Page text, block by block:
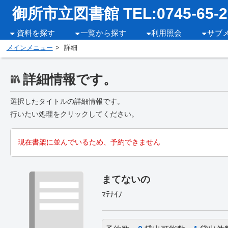
御所市立図書館 TEL:0745-65-
資料を探す 一覧から探す 利用照会 サブ
メインメニュー 詳細
詳細情報です。
選択したタイトルの詳細情報です。
行いたい処理をクリックしてください。
現在書架に並んでいるため、予約できません
まてないの
ﾏﾃﾅｲﾉ